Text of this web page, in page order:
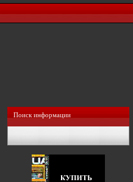
Поиск информации